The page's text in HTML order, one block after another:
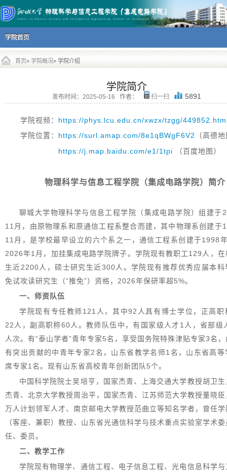
主菜单
跳到内容部分
学院首页
首页» 学院概况» 学院介绍
学院简介
发布时间： 2025-05-16 作者： 扫一扫 5891
学院视频： https://phys.lcu.edu.cn/xwzx/tzgg/449852.htm
学院位置： https://surl.amap.com/8e1qBWgF6V2
（高德
https://j.map.baidu.com/e1/1tpi （百度地图）
物理科学与信息工程学院（集成电路学院）简介
聊城大学物理科学与信息工程学院（集成电路学院）组建于
11月，由原物理系和原通信工程系整合而建，其中物理系创建于
11月，是学校最早设立的六个系之一，通信工程系创建于1998
2026年1月，加挂集成电路学院牌子。学院现有教职工129人，在
生近2200人，硕士研究生近300人。学院现有推荐优秀应届本科
免试攻读研究生（“推免”）资格，2026年保研率超5%。
一、师资队伍
学院现有专任教师121人，其中92人具有博士学位，正高职
22人，副高职称60人。教师队伍中，有国家级人才1人，省部级
人次。有“泰山学者”青年专家5名，享受国务院特殊津贴专家3名
有突出贡献的中青年专家2名，山东省教学名师1名，山东省高等
席专家1名。现有山东省高校青年创新团队5个。
中国科学院院士吴培亨，国家杰青、上海交通大学教授胡卫
杰青、北京大学教授周治平，国家杰青、江苏师范大学教授董晓
万人计划领军人才、南京邮电大学教授范曲立等知名学者，曾任
（客座、兼职）教授、山东省光通信科学与技术重点实验室学术
任、委员。
二、教学工作
学院现有物理学、通信工程、电子信息工程、光电信息科学